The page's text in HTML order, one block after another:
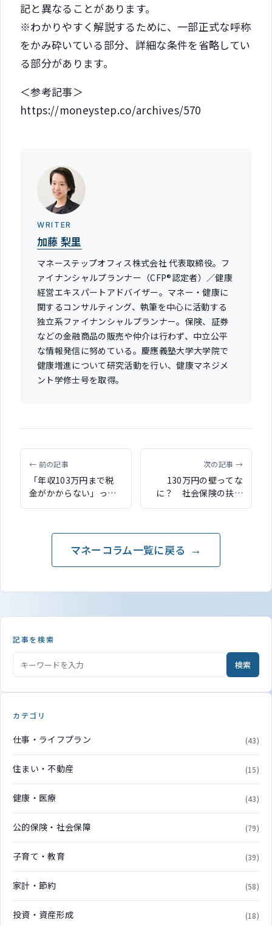
記と異なることがあります。
※わかりやすく解説するために、一部正式な呼称
をかみ砕いている部分、詳細な条件を省略してい
る部分があります。
＜参考記事＞
https://moneystep.co/archives/570
WRITER
加藤 梨里
マネーステップオフィス株式会社 代表取締役。フ
ァイナンシャルプランナー（CFP®認定者）／健康
経営エキスパートアドバイザー。マネー・健康に
関するコンサルティング、執筆を中心に活動する
独立系ファイナンシャルプランナー。保険、証券
などの金融商品の販売や仲介は行わず、中立公平
な情報発信に努めている。慶應義塾大学大学院で
健康増進について研究活動を行い、健康マネジメ
ント学修士号を取得。
← 前の記事
「年収103万円まで税
金がかからない」って
ほんと？ 間違いやすい
次の記事 →
130万円の壁ってな
に？ 社会保険の扶養
のしくみを、CFPファ
ーがわかりやすく解説
マネーコラム一覧に戻る
記事を検索
検索
カテゴリ
仕事・ライフプラン (43)
住まい・不動産 (15)
健康・医療 (43)
公的保険・社会保障 (79)
子育て・教育 (39)
家計・節約 (58)
投資・資産形成 (18)